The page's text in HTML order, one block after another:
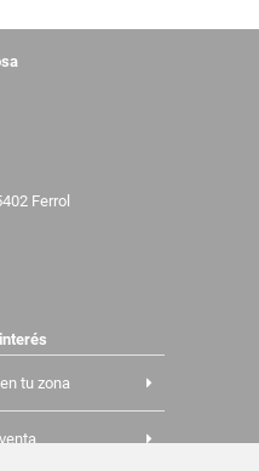
Ferrol
tu zona